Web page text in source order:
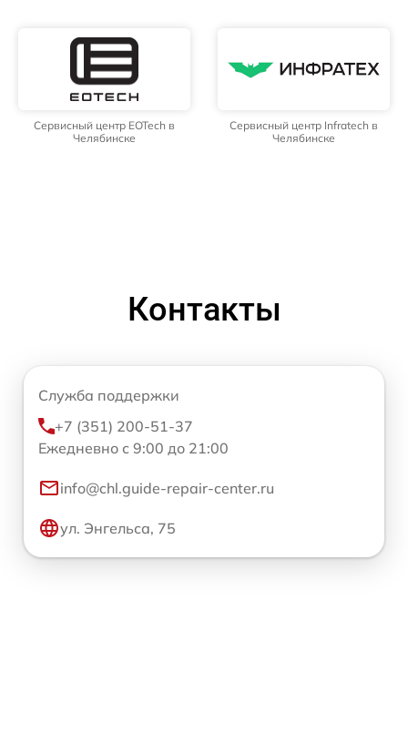
Сервисный центр EOTech в
Челябинске
Сервисный центр Infratech в
Челябинске
Контакты
Служба поддержки
+7 (351) 200-51-37
Ежедневно с 9:00 до 21:00
info@chl.guide-repair-center.ru
ул. Энгельса, 75